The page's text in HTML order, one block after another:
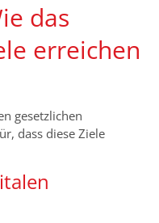
das
erreichen
gesetzlichen
dass diese Ziele